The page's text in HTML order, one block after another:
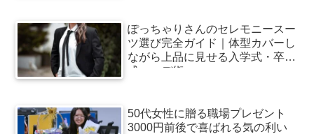
ぽっちゃりさんのセレモニースー
ツ選び完全ガイド｜体型カバーし
ながら上品に見せる入学式・卒業
式コーデ術
50代女性に贈る職場プレゼント
3000円前後で喜ばれる気の利い